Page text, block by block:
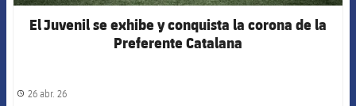
El Juvenil se exhibe y conquista la corona de la
Preferente Catalana
label.share.clock
26 abr. 26